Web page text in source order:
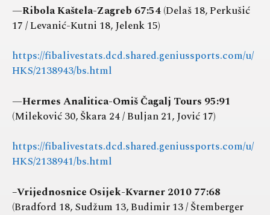
—Ribola Kaštela-Zagreb 67:54(Delaš 18, Perkušić
17 / Levanić-Kutni 18, Jelenk 15)
https://fibalivestats.dcd.shared.geniussports.com/u/
HKS/2138943/bs.html
—Hermes Analitica-Omiš Čagalj Tours 95:91
(Mileković 30, Škara 24 / Buljan 21, Jović 17)
https://fibalivestats.dcd.shared.geniussports.com/u/
HKS/2138941/bs.html
–Vrijednosnice Osijek-Kvarner 2010 77:68
(Bradford 18, Sudžum 13, Budimir 13 / Štemberger